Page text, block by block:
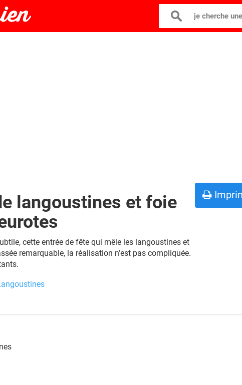
je cherche
langoustines et foie
cette entrée de fête qui mêle les langoustines et
remarquable, la réalisation n’est pas compliquée.